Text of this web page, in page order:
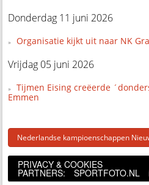
Donderdag 11 juni 2026
Organisatie kijkt uit naar NK
Vrijdag 05 juni 2026
Tijmen Eising creëerde
Emmen
Nederlandse kampioenschappen
PRIVACY & COOKIES
PARTNERS: SPORTFOTO.NL